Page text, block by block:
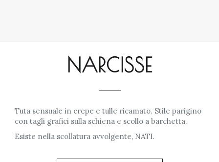
NARCISSE
Tuta sensuale in crepe e tulle ricamato. Stile parigino
con tagli grafici sulla schiena e scollo a barchetta.
Esiste nella scollatura avvolgente, NATI.